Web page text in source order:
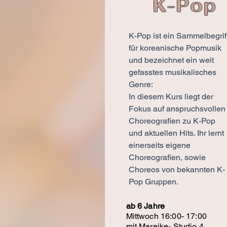
K-Pop
K-Pop ist ein
für koreanische Popmusik
und bezeichnet ein weit
gefasstes musikalisches
Genre:
In diesem Kurs liegt der
Fokus auf anspruchsvollen
Choreografien zu K-Pop
und aktuellen Hits. Ihr lernt
einerseits eigene
Choreografien, sowie
Choreos von bekannten K-
Pop Gruppen.
ab 6 Jahre
Mittwoch 16:00- 17:00